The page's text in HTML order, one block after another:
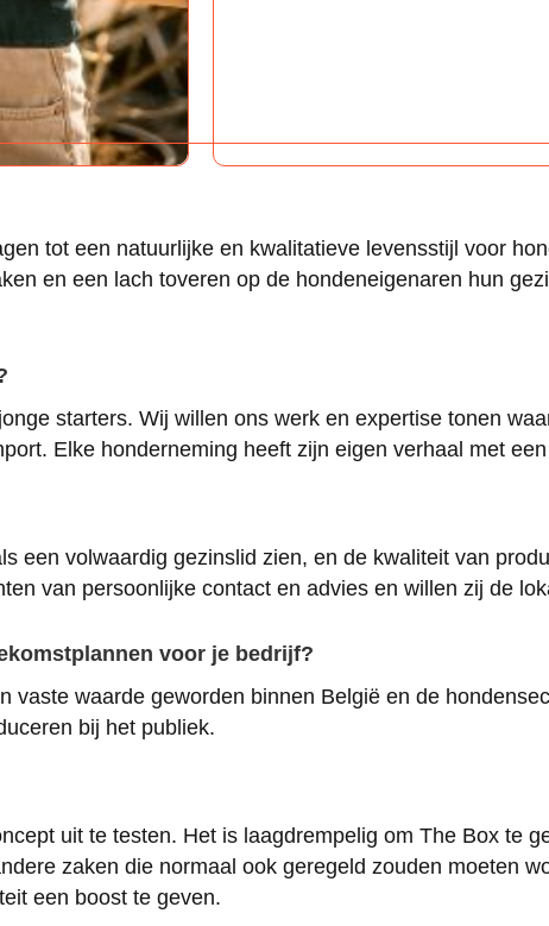
tot een natuurlijke en kwalitatieve levensstijl voor
en een lach toveren op de hondeneigenaren hun
starters. Wij willen ons werk en expertise tonen
Elke honderneming heeft zijn eigen verhaal met
een volwaardig gezinslid zien, en de kwaliteit van
van persoonlijke contact en advies en willen zij de
voor je bedrijf?
vaste waarde geworden binnen België en de
bij het publiek.
uit te testen. Het is laagdrempelig om The Box te
zaken die normaal ook geregeld zouden moeten
een boost te geven.